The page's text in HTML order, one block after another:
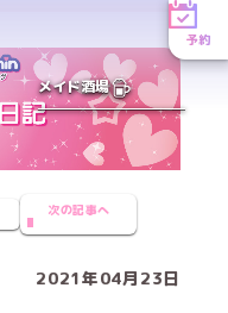
予約
メイド酒場
次の記事へ
2021年04月23日